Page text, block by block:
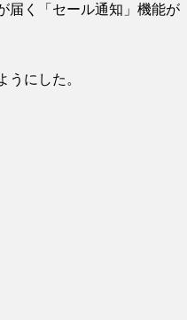
届く「セール通知」機能が
にした。